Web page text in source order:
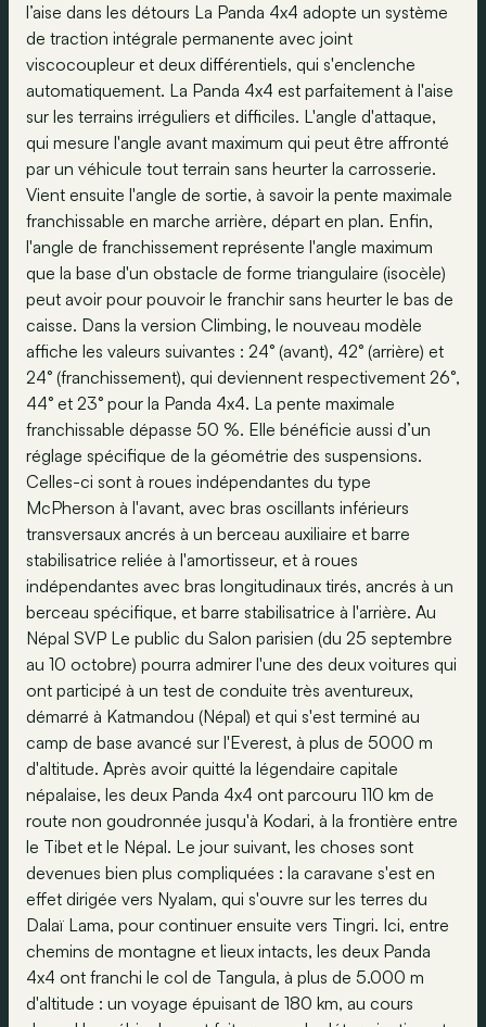
l’aise dans les détours La Panda 4x4 adopte un système
de traction intégrale permanente avec joint
viscocoupleur et deux différentiels, qui s'enclenche
automatiquement. La Panda 4x4 est parfaitement à l'aise
sur les terrains irréguliers et difficiles. L'angle d'attaque,
qui mesure l'angle avant maximum qui peut être affronté
par un véhicule tout terrain sans heurter la carrosserie.
Vient ensuite l'angle de sortie, à savoir la pente maximale
franchissable en marche arrière, départ en plan. Enfin,
l'angle de franchissement représente l'angle maximum
que la base d'un obstacle de forme triangulaire (isocèle)
peut avoir pour pouvoir le franchir sans heurter le bas de
caisse. Dans la version Climbing, le nouveau modèle
affiche les valeurs suivantes : 24° (avant), 42° (arrière) et
24° (franchissement), qui deviennent respectivement 26°,
44° et 23° pour la Panda 4x4. La pente maximale
franchissable dépasse 50 %. Elle bénéficie aussi d’un
réglage spécifique de la géométrie des suspensions.
Celles-ci sont à roues indépendantes du type
McPherson à l'avant, avec bras oscillants inférieurs
transversaux ancrés à un berceau auxiliaire et barre
stabilisatrice reliée à l'amortisseur, et à roues
indépendantes avec bras longitudinaux tirés, ancrés à un
berceau spécifique, et barre stabilisatrice à l'arrière. Au
Népal SVP Le public du Salon parisien (du 25 septembre
au 10 octobre) pourra admirer l'une des deux voitures qui
ont participé à un test de conduite très aventureux,
démarré à Katmandou (Népal) et qui s'est terminé au
camp de base avancé sur l'Everest, à plus de 5000 m
d'altitude. Après avoir quitté la légendaire capitale
népalaise, les deux Panda 4x4 ont parcouru 110 km de
route non goudronnée jusqu'à Kodari, à la frontière entre
le Tibet et le Népal. Le jour suivant, les choses sont
devenues bien plus compliquées : la caravane s'est en
effet dirigée vers Nyalam, qui s'ouvre sur les terres du
Dalaï Lama, pour continuer ensuite vers Tingri. Ici, entre
chemins de montagne et lieux intacts, les deux Panda
4x4 ont franchi le col de Tangula, à plus de 5.000 m
d'altitude : un voyage épuisant de 180 km, au cours